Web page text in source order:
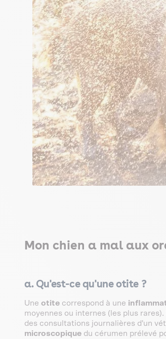
Mon chien a mal aux
a. Qu'est-ce qu'une otite ?
Une otite correspond à une
moyennes ou internes (les plus
des consultations journalières d'un
microscopique du cérumen prélevé